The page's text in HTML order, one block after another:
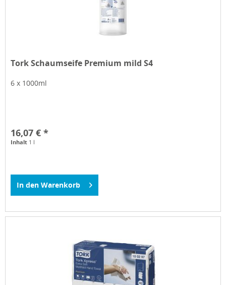
Tork Schaumseife Premium mild S4
6 x 1000ml
16,07 € *
Inhalt 1 l
In den Warenkorb